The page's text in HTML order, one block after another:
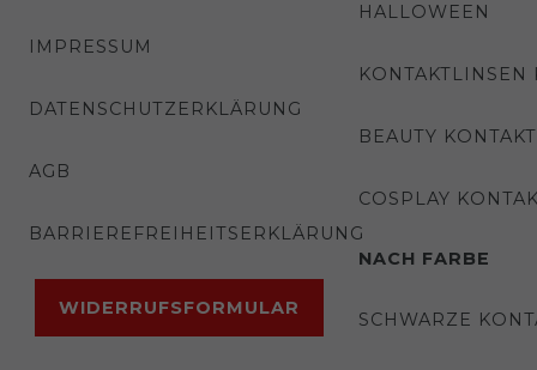
IMPRESSUM
DATENSCHUTZERKLÄRUNG
AGB
BARRIEREFREIHEITSERKLÄRUNG
WIDERRUFSFORMULAR
HALLOWEEN
KONTAKTLINSEN
BEAUTY
COSPLAY
NACH FARBE
SCHWARZE